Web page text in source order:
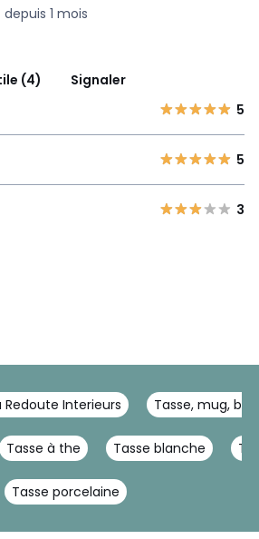
1 mois
(4)
Signaler
5
5
3
Interieurs Tasse, mug,
Tasse à the Tasse blanche
Tasse porcelaine